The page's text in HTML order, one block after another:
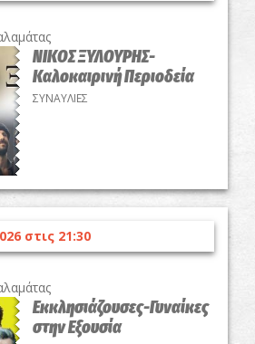
ΝΙΚΟΣ ΞΥΛΟΥΡΗΣ-
Καλοκαιρινή Περιοδεία
ΣΥΝΑΥΛΙΕΣ
στις 21:30
Εκκλησιάζουσες-Γυναίκες
στην Εξουσία